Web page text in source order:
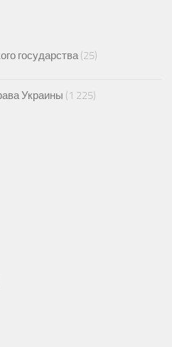
государства(25)
Украины (1 225)